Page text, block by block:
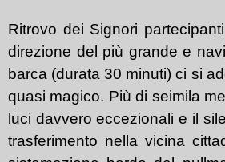
Ritrovo dei Signori
direzione del più grande e
barca (durata 30 minuti) ci si
quasi magico. Più di seimila
luci davvero eccezionali e il
trasferimento nella vicina